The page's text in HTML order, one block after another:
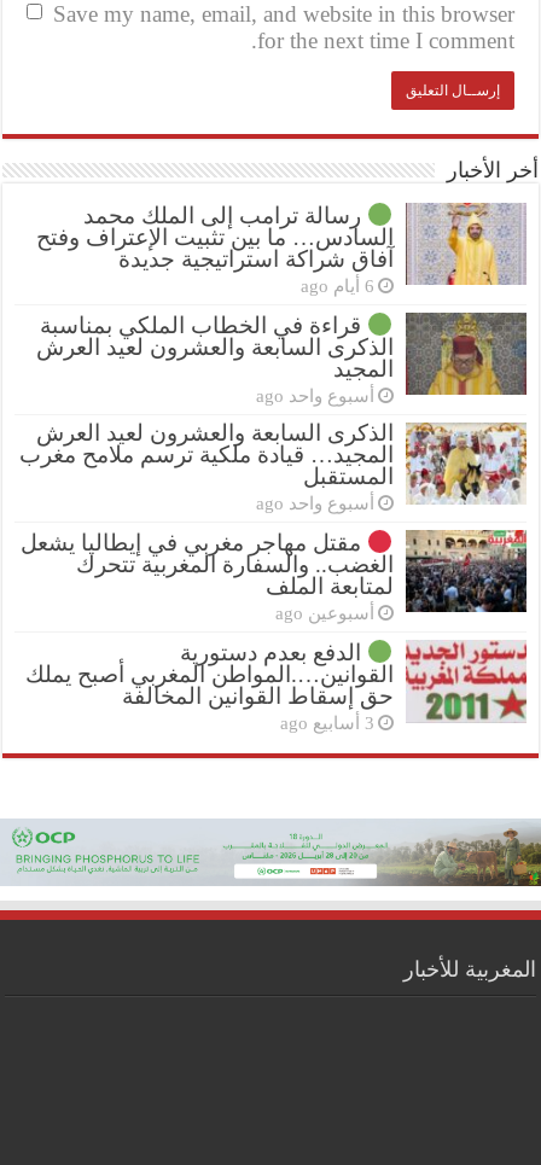
Save my name, email, and website in this browser
for the next time I comment.
أخر الأخبار
رسالة ترامب إلى الملك محمد
السادس… ما بين تثبيت الإعتراف وفتح
آفاق شراكة استراتيجية جديدة
6 أيام ago
قراءة في الخطاب الملكي بمناسبة
الذكرى السابعة والعشرون لعيد العرش
المجيد
أسبوع واحد ago
الذكرى السابعة والعشرون لعيد العرش
المجيد… قيادة ملكية ترسم ملامح مغرب
المستقبل
أسبوع واحد ago
مقتل مهاجر مغربي في إيطاليا يشعل
الغضب.. والسفارة المغربية تتحرك
لمتابعة الملف
أسبوعين ago
الدفع بعدم دستورية
القوانين….المواطن المغربي أصبح يملك
حق إسقاط القوانين المخالفة
3 أسابيع ago
المغربية للأخبار